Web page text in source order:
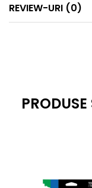
REVIEW-URI (0)